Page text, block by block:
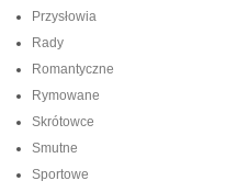
Przysłowia
Rady
Romantyczne
Rymowane
Skrótowce
Smutne
Sportowe